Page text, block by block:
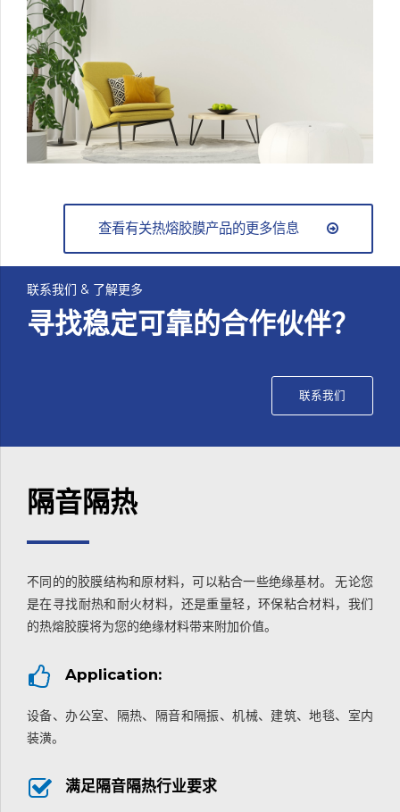
查看有关热熔胶膜产品的更多信息
联系我们 & 了解更多
寻找稳定可靠的合作伙伴？
联系我们
隔音隔热
不同的的胶膜结构和原材料，可以粘合一些绝缘基材。 无论您
是在寻找耐热和耐火材料，还是重量轻，环保粘合材料，我们
的热熔胶膜将为您的绝缘材料带来附加价值。
Application:
设备、办公室、隔热、隔音和隔振、机械、建筑、地毯、室内
装潢。
满足隔音隔热行业要求